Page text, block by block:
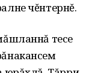
чĕнтернĕ.
тесе